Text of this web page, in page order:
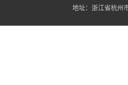
地址：浙江省杭州